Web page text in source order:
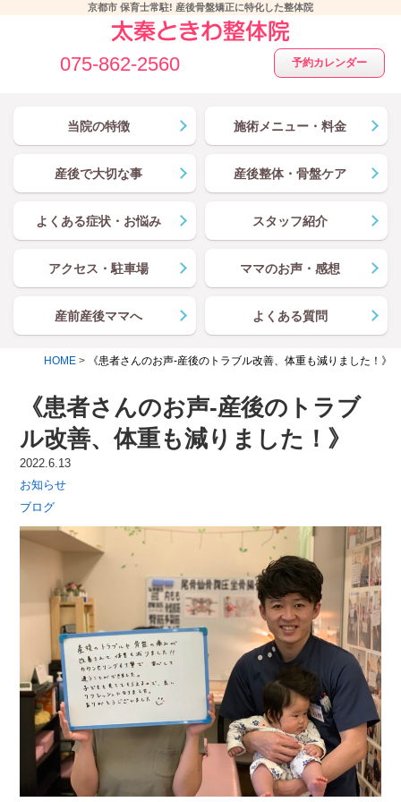
京都市 保育士常駐! 産後骨盤矯正に特化した整体院
075-862-2560 予約カレンダー
当院の特徴 施術メニュー・料金
産後で大切な事 産後整体・骨盤ケア
よくある症状・お悩み スタッフ紹介
アクセス・駐車場 ママのお声・感想
産前産後ママへ よくある質問
HOME > 《患者さんのお声-産後のトラブル改善、体重も減りました！》
《患者さんのお声-産後のトラブ
ル改善、体重も減りました！》
2022.6.13
お知らせ
ブログ